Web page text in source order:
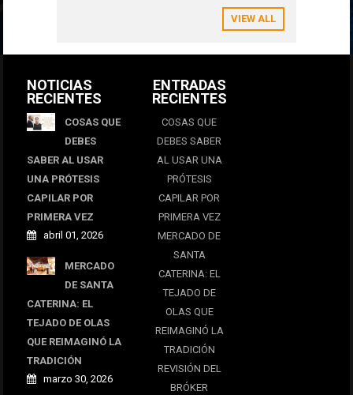
VIEW ALL
NOTICIAS
RECIENTES
COSAS QUE
DEBES
SABER AL USAR
UNA PRÓTESIS
CAPILAR POR
PRIMERA VEZ
abril 01, 2026
MERCADO
DE SANTA
CATERINA: EL
TEJADO DE OLAS
QUE REIMAGINÓ LA
TRADICIÓN
marzo 30, 2026
ENTRADAS
RECIENTES
COSAS QUE
DEBES SABER
AL USAR UNA
PRÓTESIS
CAPILAR POR
PRIMERA VEZ
MERCADO DE
SANTA
CATERINA: EL
TEJADO DE
OLAS QUE
REIMAGINÓ LA
TRADICIÓN
REVISIÓN DEL
BRÓKER